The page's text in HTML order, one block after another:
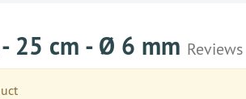
25 cm - Ø 6 mm Reviews